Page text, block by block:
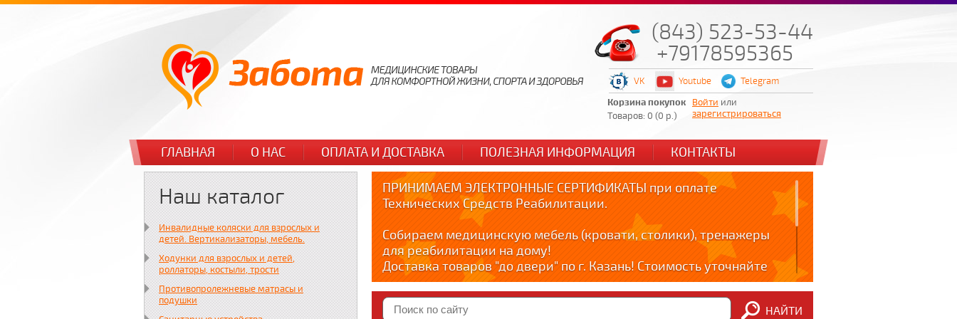
(843) 523-53-44
+79178595365
VK Youtube
Telegram
Корзина покупок
Товаров: 0 (0 р.)
Войти или
зарегистрироваться
ГЛАВНАЯ О НАС ОПЛАТА И ДОСТАВКА ПОЛЕЗНАЯ ИНФОРМАЦИЯ КОНТАКТЫ
Наш каталог
Инвалидные коляски для взрослых и
детей. Вертикализаторы, мебель.
Ходунки для взрослых и детей,
роллаторы, костыли, трости
Противопролежневые матрасы и
подушки
ПРИНИМАЕМ ЭЛЕКТРОННЫЕ СЕРТИФИКАТЫ при оплате
Технических Средств Реабилитации.
Собираем медицинскую мебель (кровати, столики), тренажеры
для реабилитации на дому!
Доставка товаров "до двери" по г. Казань! Стоимость уточняйте
по тел. +79178595365
Краткие видео обзоры медицинских товаров!!!
YOUTUBE: youtube.com/@zabota16 ; Теlegram: t.me/zabota16 ;
НАЙТИ